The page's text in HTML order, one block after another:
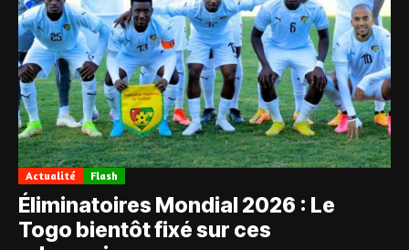
Actualité Flash
Éliminatoires Mondial 2026 : Le
Togo bientôt fixé sur ces